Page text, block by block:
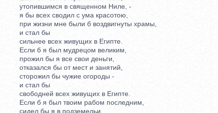
утопившимся в священном Ниле, -
я бы всех сводил с ума красотою,
при жизни мне были б воздвигнуты храмы,
и стал бы
сильнее всех живущих в Египте.
Если б я был мудрецом великим,
прожил бы я все свои деньги,
отказался бы от мест и занятий,
сторожил бы чужие огороды -
и стал бы
свободней всех живущих в Египте.
Если б я был твоим рабом последним,
сидел бы я в подземельи